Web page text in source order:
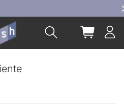
al
contenido
Buscar Mi